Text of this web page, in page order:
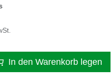
In den Warenkorb legen